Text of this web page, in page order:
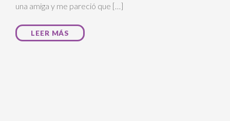
una amiga y me pareció que […]
LEER MÁS